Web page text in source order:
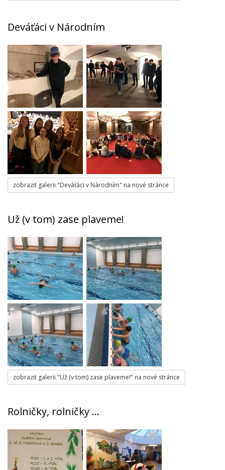
Deváťáci v Národním
zobrazit galerii "Deváťáci v Národním" na nové stránce
Už (v tom) zase plaveme!
zobrazit galerii "Už (v tom) zase plaveme!" na nové stránce
Rolničky, rolničky …